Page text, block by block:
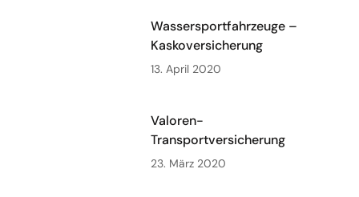
Wassersportfahrzeuge –
Kaskoversicherung
13. April 2020
Valoren-
Transportversicherung
23. März 2020